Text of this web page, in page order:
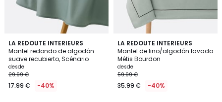
LA REDOUTE INTERIEURS
Mantel redondo de algodón
suave recubierto, Scénario
desde
29.99 €
17.99 € -40%
3,6
/ 5
8
Colores
LA REDOUTE INTERIEURS
Mantel de lino/algodón lavado
Métis Bourdon
desde
59.99 €
35.99 € -40%
4,6
/ 5
7
Colores